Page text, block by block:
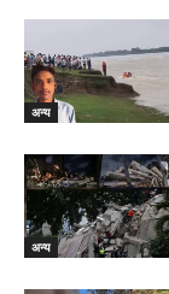
अन्य
अन्य